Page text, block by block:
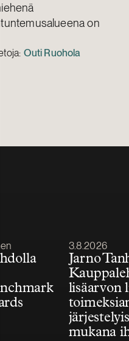
on
Outi Ruohola
Julkaistu
3.8.2026
Jarno
lisäarvon
mukana